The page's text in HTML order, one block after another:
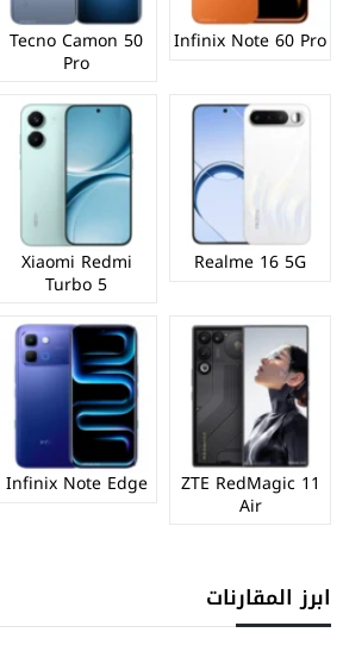
Infinix Note 60 Pro
Tecno Camon 50
Pro
Realme 16 5G
Xiaomi Redmi
Turbo 5
ZTE RedMagic 11
Air
Infinix Note Edge
ابرز المقارنات